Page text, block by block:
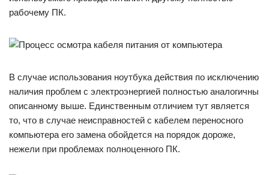
рабочему ПК.
В случае использования ноутбука действия по исключению
наличия проблем с электроэнергией полностью аналогичны
описанному выше. Единственным отличием тут является
то, что в случае неисправностей с кабелем переносного
компьютера его замена обойдется на порядок дороже,
нежели при проблемах полноценного ПК.